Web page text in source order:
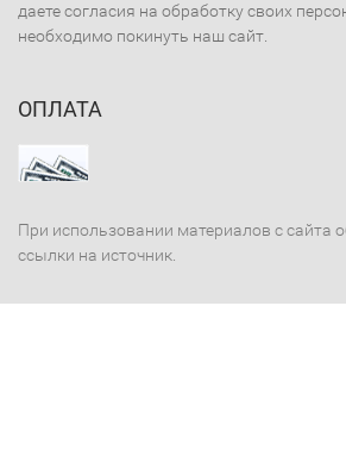
даете согласия на обработку своих
необходимо покинуть наш сайт.
ОПЛАТА
При использовании материалов с сайта
ссылки на источник.